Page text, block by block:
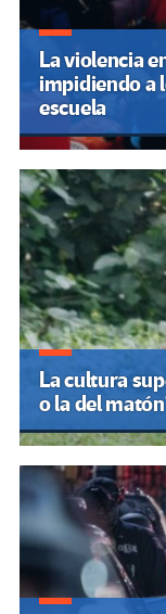
La violencia
impidiendo a
escuela
La cultura
o la del